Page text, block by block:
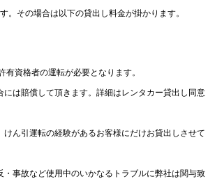
その場合は以下の貸出し料金が掛かります。
資格者の運転が必要となります。
は賠償して頂きます。詳細はレンタカー貸出し同意
ん引運転の経験があるお客様にだけお貸出しさせて
事故など使用中のいかなるトラブルに弊社は関与致